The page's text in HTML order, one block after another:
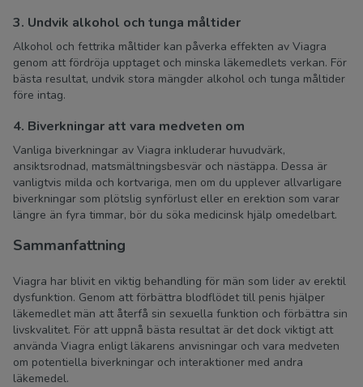
3. Undvik alkohol och tunga måltider
Alkohol och fettrika måltider kan påverka effekten av Viagra
genom att fördröja upptaget och minska läkemedlets verkan. För
bästa resultat, undvik stora mängder alkohol och tunga måltider
före intag.
4. Biverkningar att vara medveten om
Vanliga biverkningar av Viagra inkluderar huvudvärk,
ansiktsrodnad, matsmältningsbesvär och nästäppa. Dessa är
vanligtvis milda och kortvariga, men om du upplever allvarligare
biverkningar som plötslig synförlust eller en erektion som varar
längre än fyra timmar, bör du söka medicinsk hjälp omedelbart.
Sammanfattning
Viagra har blivit en viktig behandling för män som lider av erektil
dysfunktion. Genom att förbättra blodflödet till penis hjälper
läkemedlet män att återfå sin sexuella funktion och förbättra sin
livskvalitet. För att uppnå bästa resultat är det dock viktigt att
använda Viagra enligt läkarens anvisningar och vara medveten
om potentiella biverkningar och interaktioner med andra
läkemedel.